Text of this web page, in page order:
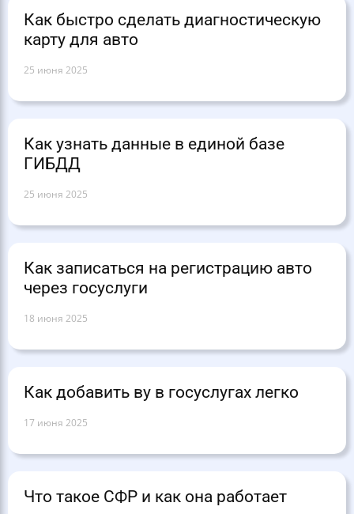
Как быстро сделать диагностическую
карту для авто
25 июня 2025
Как узнать данные в единой базе
ГИБДД
25 июня 2025
Как записаться на регистрацию авто
через госуслуги
18 июня 2025
Как добавить ву в госуслугах легко
17 июня 2025
Что такое СФР и как она работает